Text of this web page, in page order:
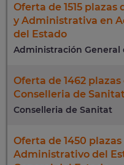
Oferta de 1515
y Administrativa en
del Estado
Administración General
Oferta de 1462
Conselleria de Sanitat
Conselleria de Sanitat
Oferta de 1450
Administrativo del